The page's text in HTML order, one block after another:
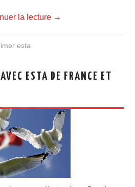
la lecture →
esta
ESTA DE FRANCE ET